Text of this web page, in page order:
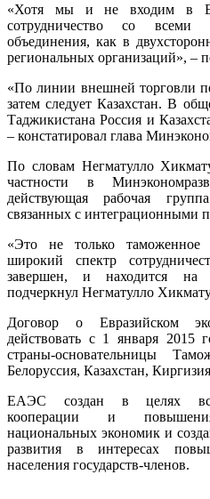
«Хотя мы и не входим в
сотрудничество со всеми
объединения, как в
региональных организаций», –
«По линии внешней торговли
затем следует Казахстан. В
Таджикистана Россия и
– констатировал глава
По словам Негматулло
частности в
действующая рабочая
связанных с интеграционными
«Это не только таможенное
широкий спектр
завершен, и находится на
подчеркнул Негматулло
Договор о Евразийском
действовать с 1 января
страны-основательницы
Белоруссия, Казахстан,
ЕАЭС создан в целях
кооперации и повышения
национальных экономик и
развития в интересах
населения государств-членов.